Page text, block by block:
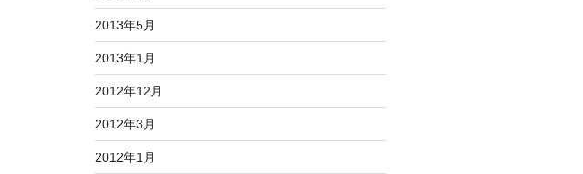
2013年5月
2013年1月
2012年12月
2012年3月
2012年1月